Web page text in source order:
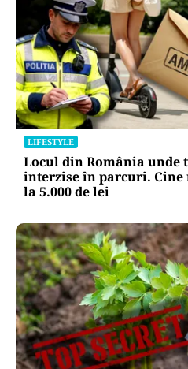
LIFESTYLE
Locul din România
interzise în parcuri. Cine
la 5.000 de lei